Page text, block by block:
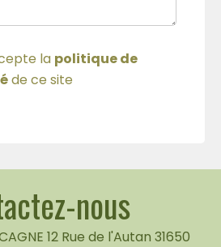
la politique de
de ce site
nous
12 Rue de l'Autan 31650